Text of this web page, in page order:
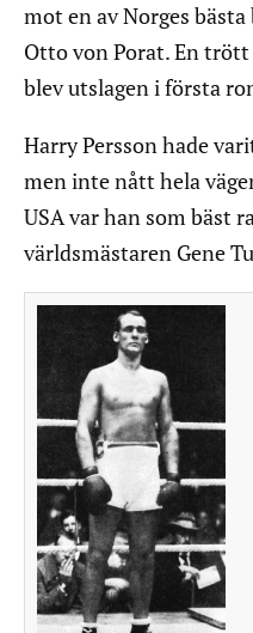
mot en av Norges
Otto von Porat. En trött
blev utslagen i första
Harry Persson hade
men inte nått hela
USA var han som bäst
världsmästaren Gene